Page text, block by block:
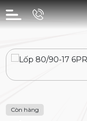
Còn hàng